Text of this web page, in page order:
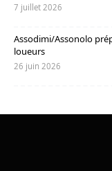
7 juillet 2026
Assodimi/Assonolo
loueurs
26 juin 2026